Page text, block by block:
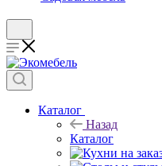
Каталог
Назад
Каталог